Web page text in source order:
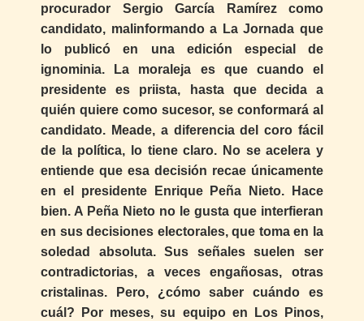
procurador Sergio García Ramírez como
candidato, malinformando a La Jornada que
lo publicó en una edición especial de
ignominia. La moraleja es que cuando el
presidente es priista, hasta que decida a
quién quiere como sucesor, se conformará al
candidato. Meade, a diferencia del coro fácil
de la política, lo tiene claro. No se acelera y
entiende que esa decisión recae únicamente
en el presidente Enrique Peña Nieto. Hace
bien. A Peña Nieto no le gusta que interfieran
en sus decisiones electorales, que toma en la
soledad absoluta. Sus señales suelen ser
contradictorias, a veces engañosas, otras
cristalinas. Pero, ¿cómo saber cuándo es
cuál? Por meses, su equipo en Los Pinos,